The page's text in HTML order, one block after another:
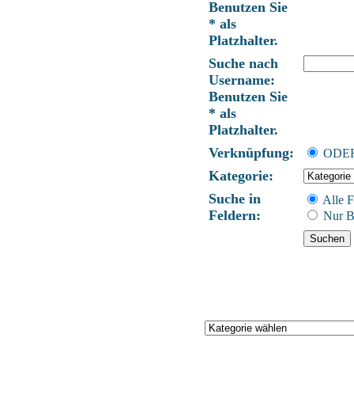
Benutzen Sie
* als
Platzhalter.
Suche nach
Username:
Benutzen Sie
* als
Platzhalter.
Verknüpfung:
Kategorie:
Suche in
Feldern:
Alle
Nur